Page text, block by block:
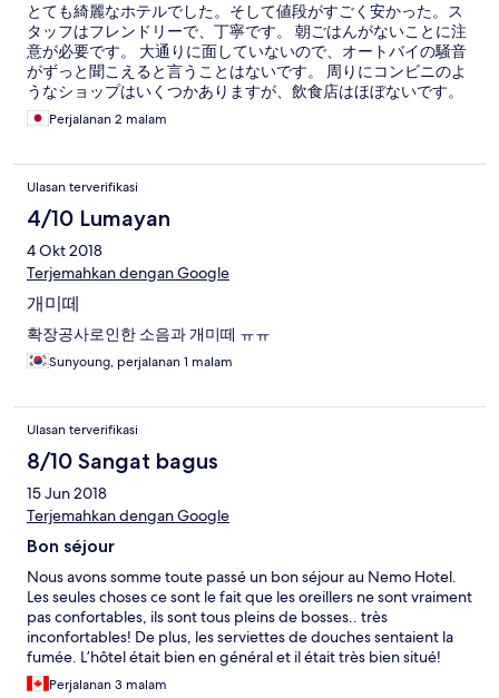
とても綺麗なホテルでした。そして値段がすごく安かった。ス
タッフはフレンドリーで、丁寧です。 朝ごはんがないことに注
意が必要です。 大通りに面していないので、オートバイの騒音
がずっと聞こえると言うことはないです。 周りにコンビニのよ
うなショップはいくつかありますが、飲食店はほぼないです。
繁華街ではありません。市街地、ビーチからも幾分離れている
と言うアクセス、ロケーションがこの宿のデメリットかなと思
いますが、そうでなければ、繁華街からも遠くご飯の調達一つ
取ってもかなり不便です。 水周りも含めかなり綺麗で、バック
パッカー用の安宿と比べると、かなり快適です。 バスタブがな
く、シャワーのみでした。
Perjalanan 2 malam
Ulasan terverifikasi
4/10 Lumayan
4 Okt 2018
Terjemahkan dengan Google
개미떼
확장공사로인한 소음과 개미떼 ㅠㅠ
Sunyoung, perjalanan 1 malam
Ulasan terverifikasi
8/10 Sangat bagus
15 Jun 2018
Terjemahkan dengan Google
Bon séjour
Nous avons somme toute passé un bon séjour au Nemo Hotel.
Les seules choses ce sont le fait que les oreillers ne sont vraiment
pas confortables, ils sont tous pleins de bosses.. très
inconfortables! De plus, les serviettes de douches sentaient la
fumée. L’hôtel était bien en général et il était très bien situé!
Perjalanan 3 malam